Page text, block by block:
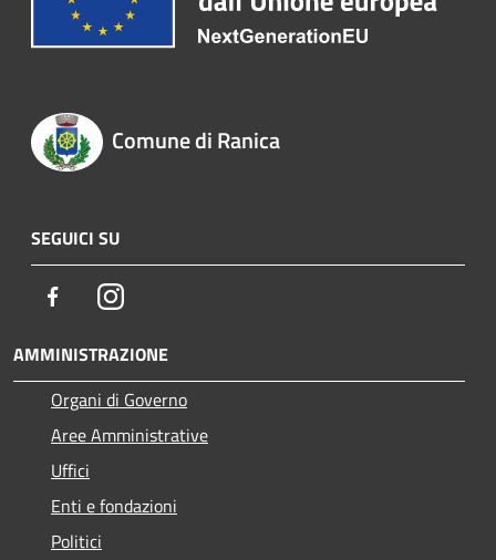
Comune di Ranica
SEGUICI SU
FacebookInstagram
AMMINISTRAZIONE
Organi di Governo
Aree Amministrative
Uffici
Enti e fondazioni
Politici